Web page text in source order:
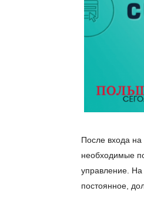
После входа на
необходимые
управление. На
постоянное,